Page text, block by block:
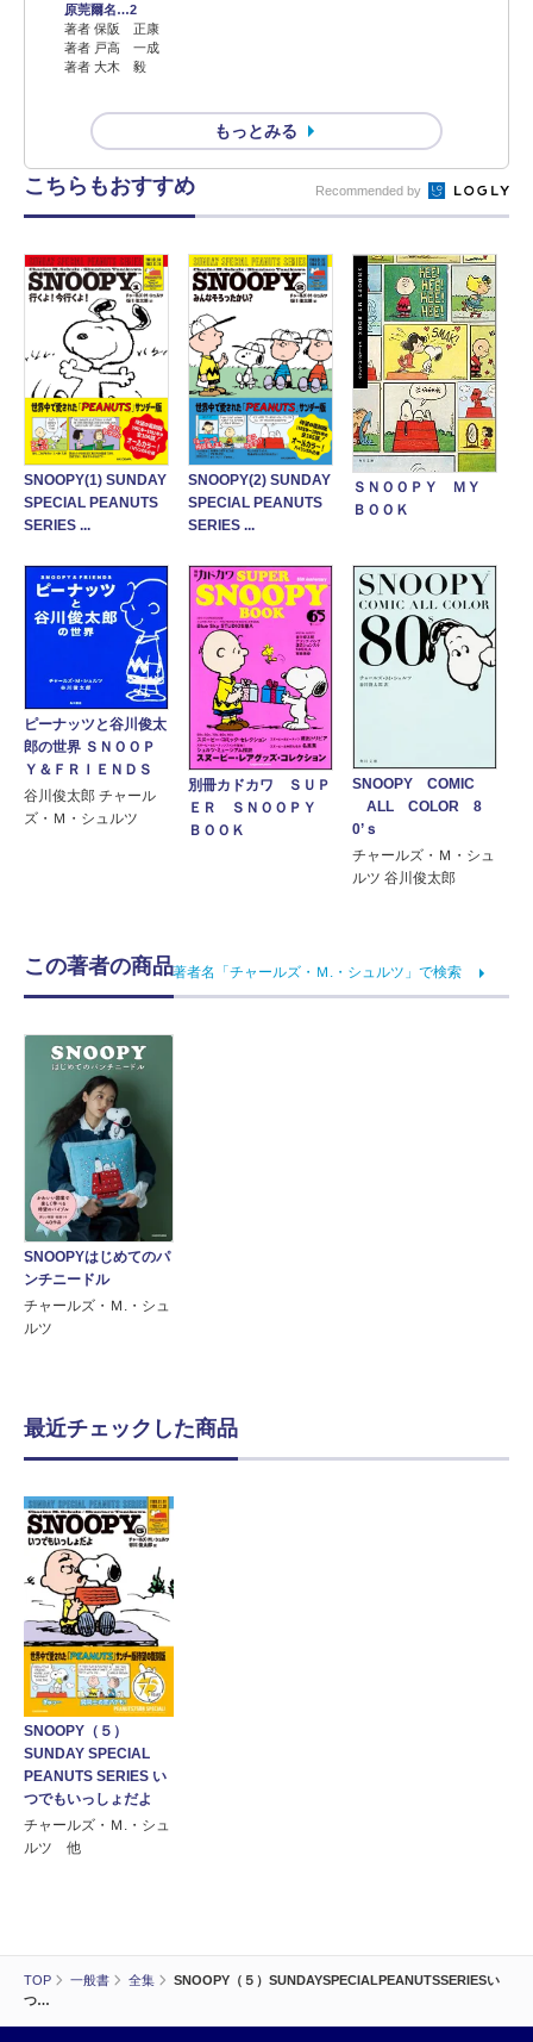
TOP 一般書 全集
SNOOPY（５）SUNDAYSPECIALPEANUTSSERIESい
つ…
原莞爾名…2
著者 保阪 正康
著者 戸高 一成
著者 大木 毅
もっとみる
こちらもおすすめ Recommended by
SNOOPY(1) SUNDAY
SPECIAL PEANUTS
SERIES ...
SNOOPY(2) SUNDAY
SPECIAL PEANUTS
SERIES ...
ＳＮＯＯＰＹ ＭＹ
ＢＯＯＫ
ピーナッツと谷川俊太
郎の世界 ＳＮＯＯＰ
Ｙ＆ＦＲＩＥＮＤＳ
谷川俊太郎 チャール
ズ・Ｍ・シュルツ
別冊カドカワ ＳＵＰ
ＥＲ ＳＮＯＯＰＹ
ＢＯＯＫ
SNOOPY COMIC
ALL COLOR 8
0’ｓ
チャールズ・Ｍ・シュ
ルツ 谷川俊太郎
この著者の商品著者名「チャールズ・Ｍ.・シュルツ」で検索
SNOOPYはじめてのパ
ンチニードル
チャールズ・Ｍ.・シュ
ルツ
最近チェックした商品
SNOOPY（５）
SUNDAY SPECIAL
PEANUTS SERIES い
つでもいっしょだよ
チャールズ・Ｍ.・シュ
ルツ 他